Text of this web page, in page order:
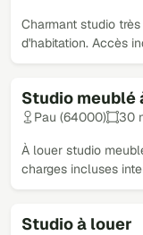
Charmant studio
d'habitation. Accès
Studio meublé
Pau (64000) 30
À louer studio
charges incluses
Studio à louer